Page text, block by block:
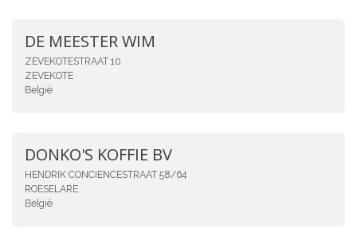
DE MEESTER WIM
ZEVEKOTESTRAAT 10
ZEVEKOTE
België
DONKO'S KOFFIE BV
HENDRIK CONCIENCESTRAAT 58/64
ROESELARE
België